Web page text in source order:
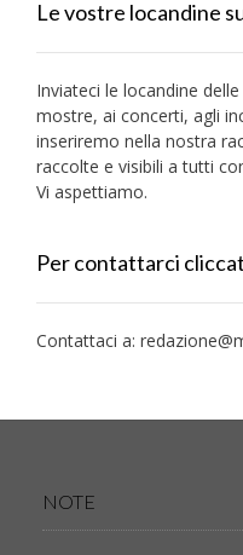
Le vostre locandine
Inviateci le locandine
mostre, ai concerti, agli
inseriremo nella nostra
raccolte e visibili a tutti
Vi aspettiamo.
Per contattarci
Contattaci a:
NOTE